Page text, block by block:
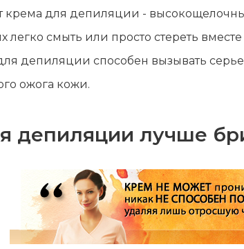
для депиляции -
легко смыть или просто стереть
депиляции способен вызывать
ожога кожи.
депиляции лучше